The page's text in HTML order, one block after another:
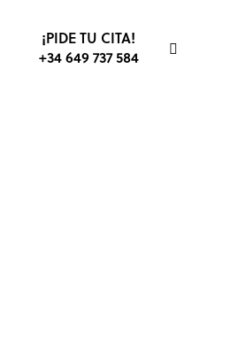
¡PIDE TU CITA!
+34 649 737 584